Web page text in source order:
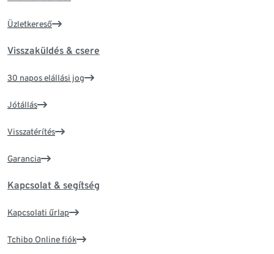
Üzletkereső
Visszaküldés & csere
30 napos elállási jog
Jótállás
Visszatérítés
Garancia
Kapcsolat & segítség
Kapcsolati űrlap
Tchibo Online fiók